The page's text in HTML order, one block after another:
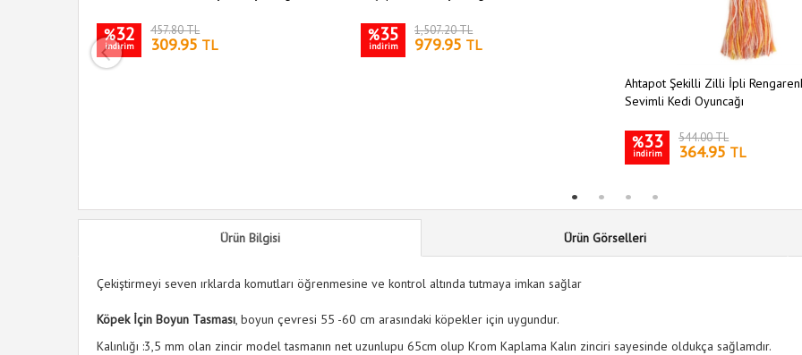
%32
indirim
457.80 TL
309.95 TL %35
indirim
1,507.20 TL
979.95 TL
Ahtapot Şekilli Zilli İpli
Sevimli Kedi Oyuncağı
%33
indirim
544.00 TL
364.95 TL
Ürün Bilgisi Ürün Görselleri
Çekiştirmeyi seven ırklarda komutları öğrenmesine ve kontrol altında tutmaya imkan sağlar
Köpek İçin Boyun Tasması, boyun çevresi 55 -60 cm arasındaki köpekler için uygundur.
Kalınlığı :3,5 mm olan zincir model tasmanın net uzunlupu 65cm olup Krom Kaplama Kalın zinciri sayesinde oldukça sağlamdır.